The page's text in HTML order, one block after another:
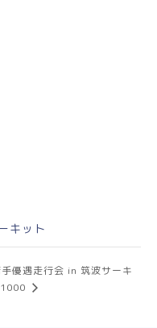
キット
優遇走行会 in 筑波サーキ